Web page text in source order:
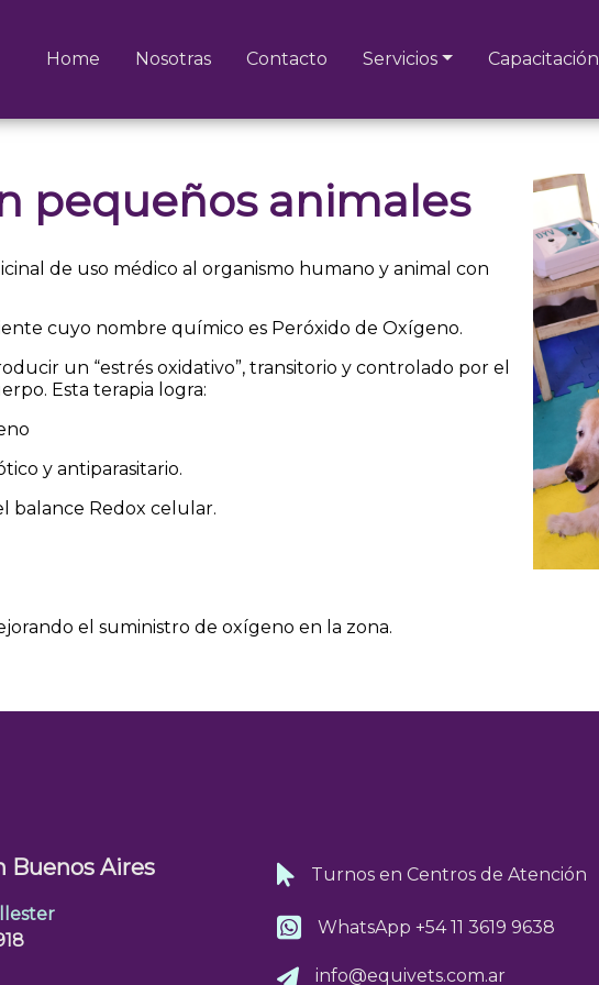
Home Nosotras Contacto Servicios Capacitación
pequeños animales
de uso médico al organismo humano y animal con
cuyo nombre químico es Peróxido de Oxígeno.
un “estrés oxidativo”, transitorio y controlado por el
Esta terapia logra:
y antiparasitario.
balance Redox celular.
el suministro de oxígeno en la zona.
Buenos Aires Turnos en Centros de Atención
WhatsApp+54 11 3619 9638
info@equivets.com.ar